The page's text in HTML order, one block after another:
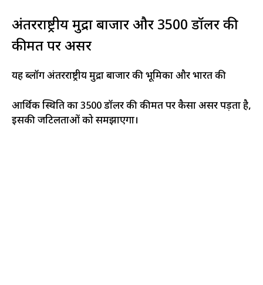
अंतरराष्ट्रीय मुद्रा बाजार और 3500 डॉलर की
कीमत पर असर
यह ब्लॉग अंतरराष्ट्रीय मुद्रा बाजार की भूमिका और भारत की
आर्थिक स्थिति का 3500 डॉलर की कीमत पर कैसा असर पड़ता है,
इसकी जटिलताओं को समझाएगा।